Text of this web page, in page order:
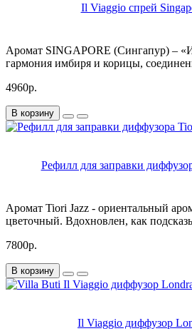
Il Viaggio спрей
Аромат SINGAPORE (Сингапур) –
гармония имбиря и корицы,
4960р.
В корзину
Рефилл для заправки
Аромат Tiori Jazz - ориентальный
цветочный. Вдохновлен, как
7800р.
В корзину
Il Viaggio диффузор